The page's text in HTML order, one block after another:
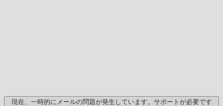
現在、一時的にメールの問題が発生しています。サポートが必要です